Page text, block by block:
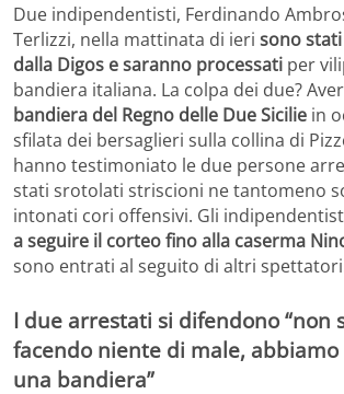
Due indipendentisti, Ferdinando
Terlizzi, nella mattinata di ieri sono
dalla Digos e saranno processati per
bandiera italiana. La colpa dei due? Aver
bandiera del Regno delle Due Sicilie in
sfilata dei bersaglieri sulla collina di
hanno testimoniato le due persone
stati srotolati striscioni ne tantomeno
intonati cori offensivi. Gli
a seguire il corteo fino alla caserma
sono entrati al seguito di altri
I due arrestati si difendono “non
facendo niente di male, abbiamo
una bandiera”